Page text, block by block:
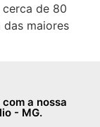
de 80
das maiores
a nossa
- MG.